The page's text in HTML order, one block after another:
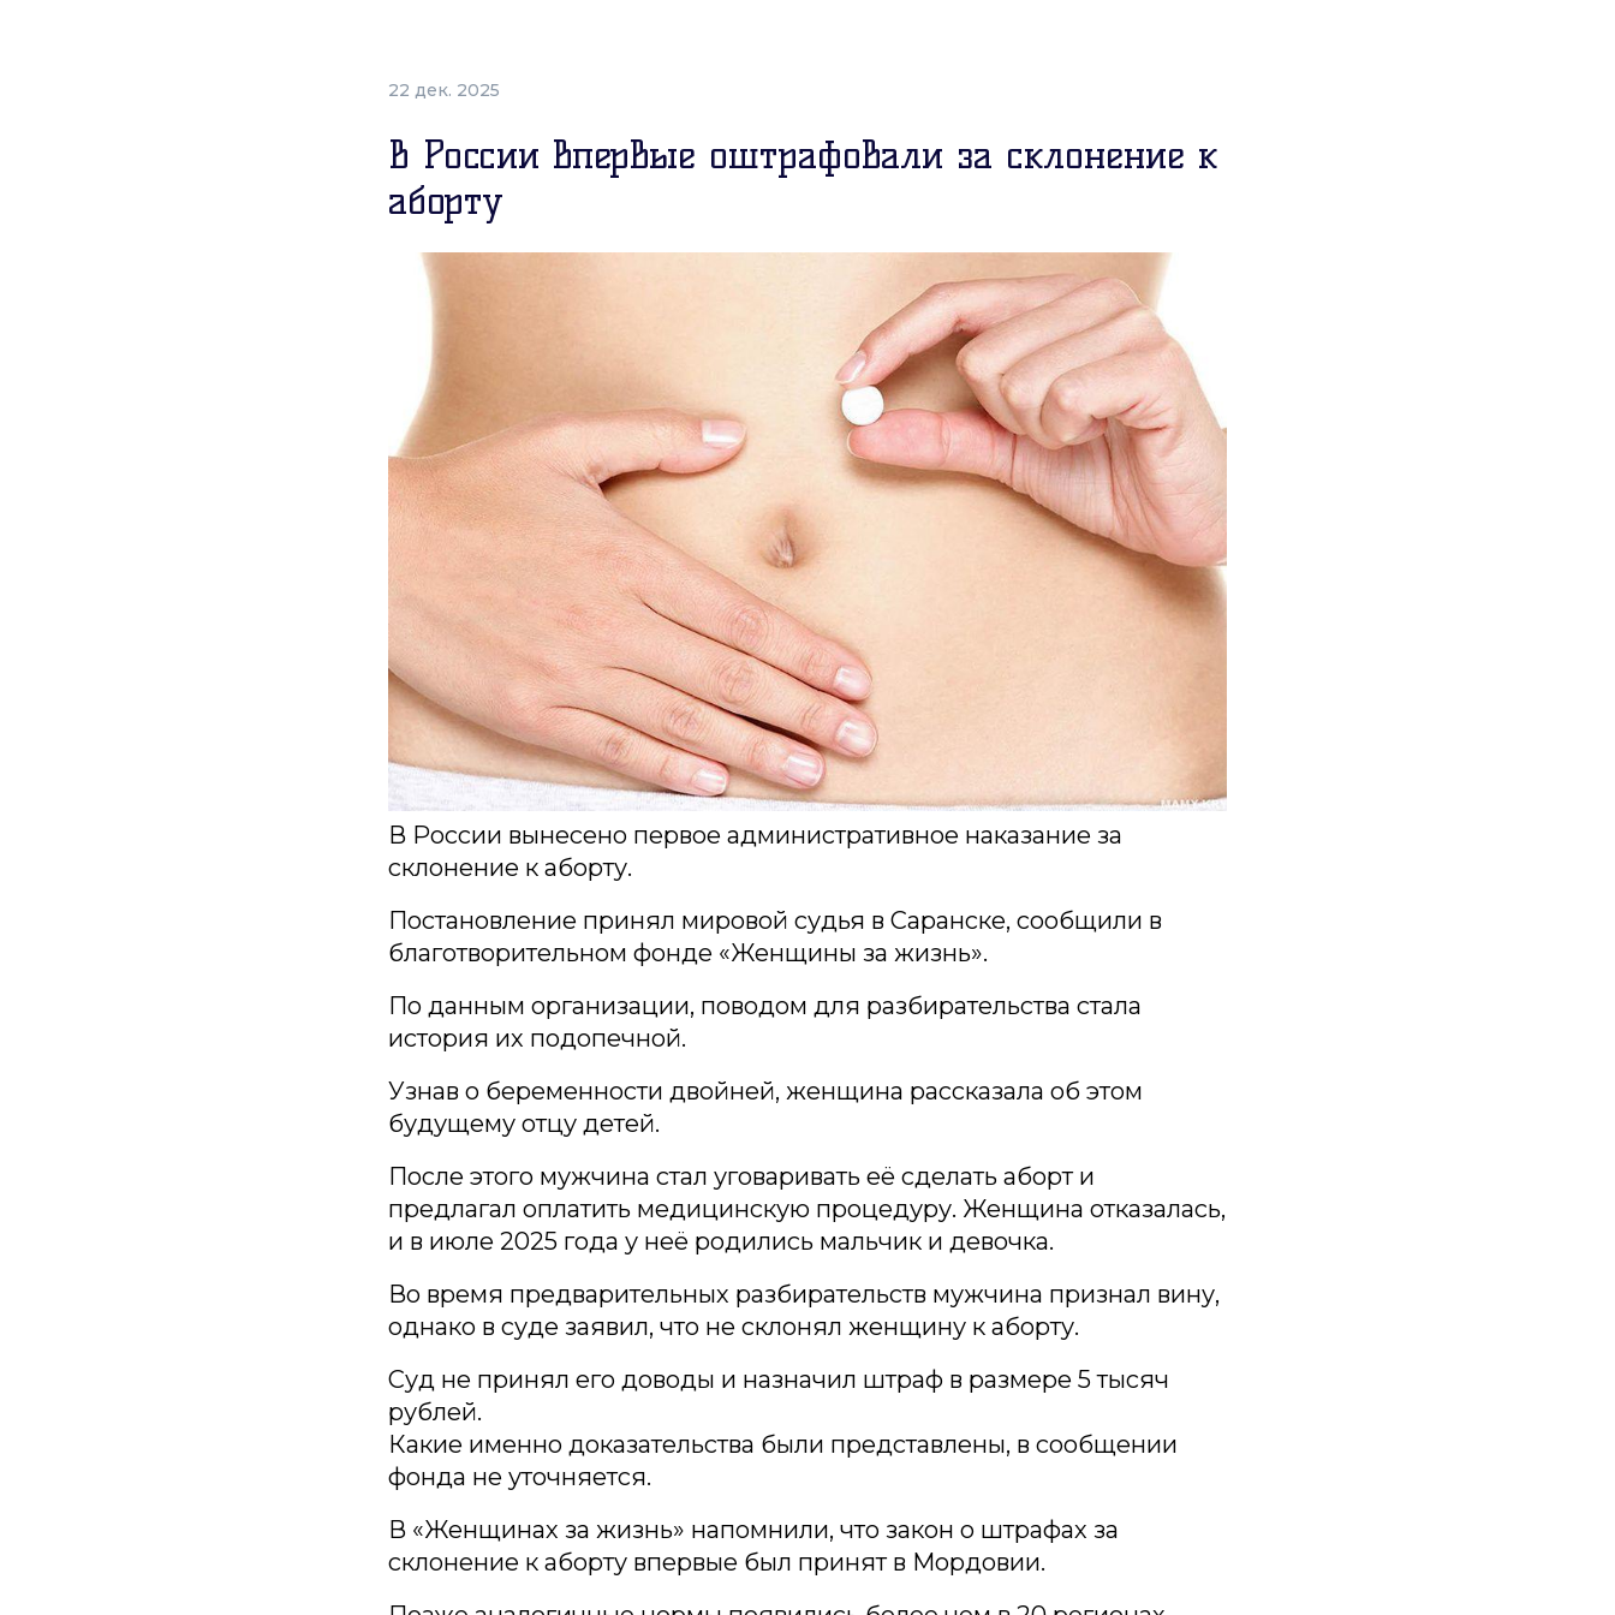
22 дек. 2025
В России впервые оштрафовали за склонение к
аборту
В России вынесено первое административное наказание за
склонение к аборту.
Постановление принял мировой судья в Саранске, сообщили в
благотворительном фонде «Женщины за жизнь».
По данным организации, поводом для разбирательства стала
история их подопечной.
Узнав о беременности двойней, женщина рассказала об этом
будущему отцу детей.
После этого мужчина стал уговаривать её сделать аборт и
предлагал оплатить медицинскую процедуру. Женщина отказалась,
и в июле 2025 года у неё родились мальчик и девочка.
Во время предварительных разбирательств мужчина признал вину,
однако в суде заявил, что не склонял женщину к аборту.
Суд не принял его доводы и назначил штраф в размере 5 тысяч
рублей.
Какие именно доказательства были представлены, в сообщении
фонда не уточняется.
В «Женщинах за жизнь» напомнили, что закон о штрафах за
склонение к аборту впервые был принят в Мордовии.